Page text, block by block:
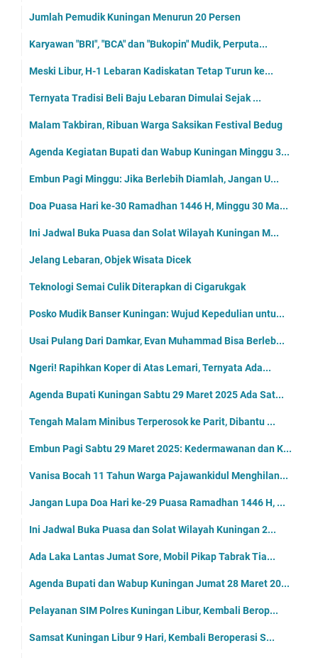
Jumlah Pemudik Kuningan Menurun 20 Persen
Karyawan "BRI", "BCA" dan "Bukopin" Mudik, Perputa...
Meski Libur, H-1 Lebaran Kadiskatan Tetap Turun ke...
Ternyata Tradisi Beli Baju Lebaran Dimulai Sejak ...
Malam Takbiran, Ribuan Warga Saksikan Festival Bedug
Agenda Kegiatan Bupati dan Wabup Kuningan Minggu 3...
Embun Pagi Minggu: Jika Berlebih Diamlah, Jangan U...
Doa Puasa Hari ke-30 Ramadhan 1446 H, Minggu 30 Ma...
Ini Jadwal Buka Puasa dan Solat Wilayah Kuningan M...
Jelang Lebaran, Objek Wisata Dicek
Teknologi Semai Culik Diterapkan di Cigarukgak
Posko Mudik Banser Kuningan: Wujud Kepedulian untu...
Usai Pulang Dari Damkar, Evan Muhammad Bisa Berleb...
Ngeri! Rapihkan Koper di Atas Lemari, Ternyata Ada...
Agenda Bupati Kuningan Sabtu 29 Maret 2025 Ada Sat...
Tengah Malam Minibus Terperosok ke Parit, Dibantu ...
Embun Pagi Sabtu 29 Maret 2025: Kedermawanan dan K...
Vanisa Bocah 11 Tahun Warga Pajawankidul Menghilan...
Jangan Lupa Doa Hari ke-29 Puasa Ramadhan 1446 H, ...
Ini Jadwal Buka Puasa dan Solat Wilayah Kuningan 2...
Ada Laka Lantas Jumat Sore, Mobil Pikap Tabrak Tia...
Agenda Bupati dan Wabup Kuningan Jumat 28 Maret 20...
Pelayanan SIM Polres Kuningan Libur, Kembali Berop...
Samsat Kuningan Libur 9 Hari, Kembali Beroperasi S...